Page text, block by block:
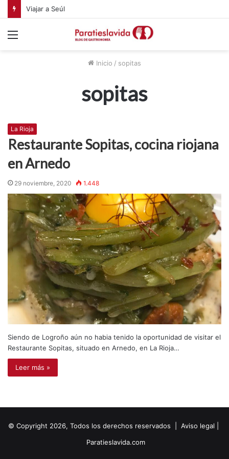
Viajar a Seúl
Inicio / sopitas
sopitas
La Rioja
Restaurante Sopitas, cocina riojana
en Arnedo
29 noviembre, 2020 1.448
Siendo de Logroño aún no habia tenido la oportunidad de visitar el
Restaurante Sopitas, situado en Arnedo, en La Rioja…
Leer más »
© Copyright 2026, Todos los derechos reservados | Aviso legal
Paratieslavida.com